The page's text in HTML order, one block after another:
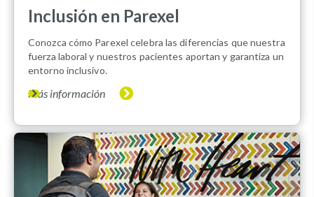
Inclusión en Parexel
Conozca cómo Parexel celebra las diferencias que nuestra
fuerza laboral y nuestros pacientes aportan y garantiza un
entorno inclusivo.
Más información